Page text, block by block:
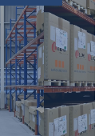
y
y